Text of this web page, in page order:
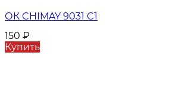
ОК CHIMAY 9031 C1
150 ₽
Купить